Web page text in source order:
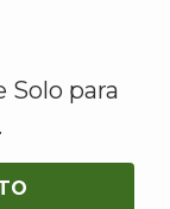
Solo para